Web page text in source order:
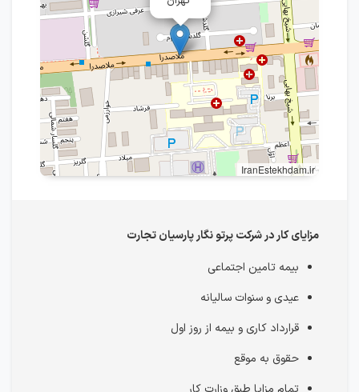
IranEstekhdam.ir
مزایای کار در شرکت پرتو نگار پارسیان تجارت
بیمه تامین اجتماعی
عیدی و سنوات سالیانه
قرارداد کاری و بیمه از روز اول
حقوق به موقع